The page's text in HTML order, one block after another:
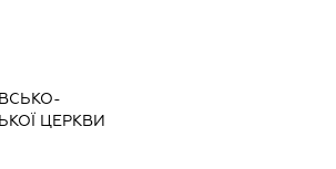
ЦЕРКВИ